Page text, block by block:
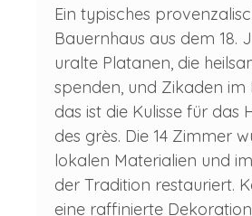
Ein typisches
Bauernhaus aus dem 18.
uralte Platanen, die
spenden, und Zikaden
das ist die Kulisse für das
des grès. Die 14 Zimmer
lokalen Materialien und
der Tradition restauriert.
eine raffinierte